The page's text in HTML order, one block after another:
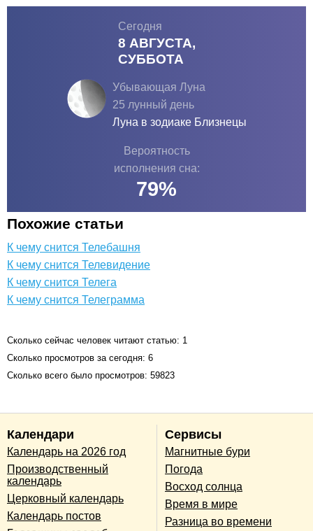
Сегодня
8 АВГУСТА,
СУББОТА
Убывающая Луна
25 лунный день
Луна в зодиаке Близнецы
Вероятность
исполнения сна:
79%
Похожие статьи
К чему снится Телебашня
К чему снится Телевидение
К чему снится Телега
К чему снится Телеграмма
Сколько сейчас человек читают статью: 1
Сколько просмотров за сегодня: 6
Сколько всего было просмотров: 59823
Календари
Календарь на 2026 год
Производственный
календарь
Церковный календарь
Календарь постов
Сервисы
Магнитные бури
Погода
Восход солнца
Время в мире
Разница во времени